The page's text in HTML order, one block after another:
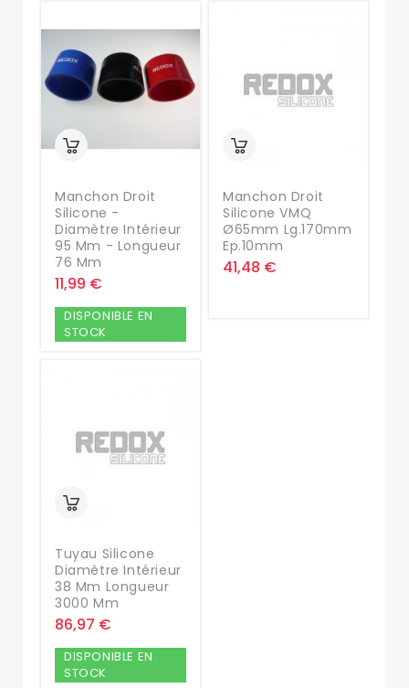
Manchon Droit
Silicone -
Diamètre Intérieur
95 Mm - Longueur
76 Mm
11,99 €
DISPONIBLE EN
STOCK
Manchon Droit
Silicone VMQ
Ø65mm Lg.170mm
Ep.10mm
41,48 €
Tuyau Silicone
Diamètre Intérieur
38 Mm Longueur
3000 Mm
86,97 €
DISPONIBLE EN
STOCK